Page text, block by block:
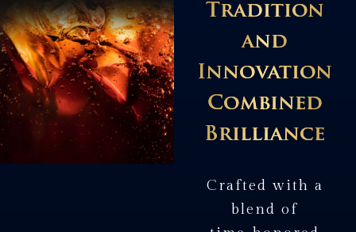
Tradition
and
Innovation
Combined
Brilliance
Crafted with a
blend of